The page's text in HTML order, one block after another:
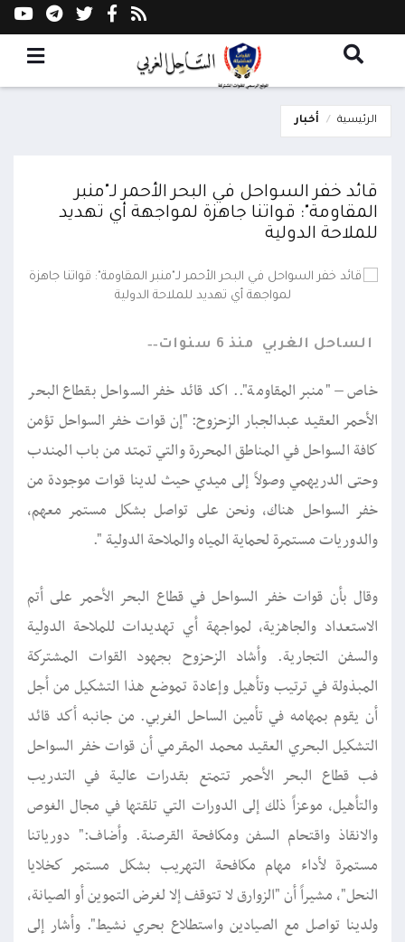
الرئيسية أخبار
قائد خفر السواحل في البحر الأحمر لـ"منبر
المقاومة": قواتنا جاهزة لمواجهة أي تهديد
للملاحة الدولية
الساحل الغربي منذ 6 سنوات
خاص – "منبر المقاومة".. اكد قائد خفر السواحل بقطاع البحر
الأحمر العقيد عبدالجبار الزحزوح: "إن قوات خفر السواحل تؤمن
كافة السواحل في المناطق المحررة والتي تمتد من باب المندب
وحتى الدريهمي وصولاً إلى ميدي حيث لدينا قوات موجودة من
خفر السواحل هناك، ونحن على تواصل بشكل مستمر معهم،
والدوريات مستمرة لحماية المياه والملاحة الدولية ".
وقال بأن قوات خفر السواحل في قطاع البحر الأحمر على أتم
الاستعداد والجاهزية، لمواجهة أي تهديدات للملاحة الدولية
والسفن التجارية. وأشاد الزحزوح بجهود القوات المشتركة
المبذولة في ترتيب وتأهيل وإعادة تموضع هذا التشكيل من أجل
أن يقوم بمهامه في تأمين الساحل الغربي. من جانبه أكد قائد
التشكيل البحري العقيد محمد المقرمي أن قوات خفر السواحل
فب قطاع البحر الأحمر تتمتع بقدرات عالية في التدريب
والتأهيل، موعزاً ذلك إلى الدورات التي تلقتها في مجال الغوص
والانقاذ واقتحام السفن ومكافحة القرصنة. وأضاف:" دورياتنا
مستمرة لأداء مهام مكافحة التهريب بشكل مستمر كخلايا
النحل"، مشيراً أن "الزوارق لا تتوقف إلا لغرض التموين أو الصيانة،
ولدينا تواصل مع الصيادين واستطلاع بحري نشيط". وأشار إلى